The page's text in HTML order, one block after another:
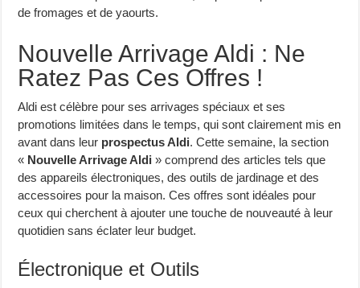
de fromages et de yaourts.
Nouvelle Arrivage Aldi : Ne
Ratez Pas Ces Offres !
Aldi est célèbre pour ses arrivages spéciaux et ses
promotions limitées dans le temps, qui sont clairement mis en
avant dans leur prospectus Aldi. Cette semaine, la section
« Nouvelle Arrivage Aldi » comprend des articles tels que
des appareils électroniques, des outils de jardinage et des
accessoires pour la maison. Ces offres sont idéales pour
ceux qui cherchent à ajouter une touche de nouveauté à leur
quotidien sans éclater leur budget.
Électronique et Outils